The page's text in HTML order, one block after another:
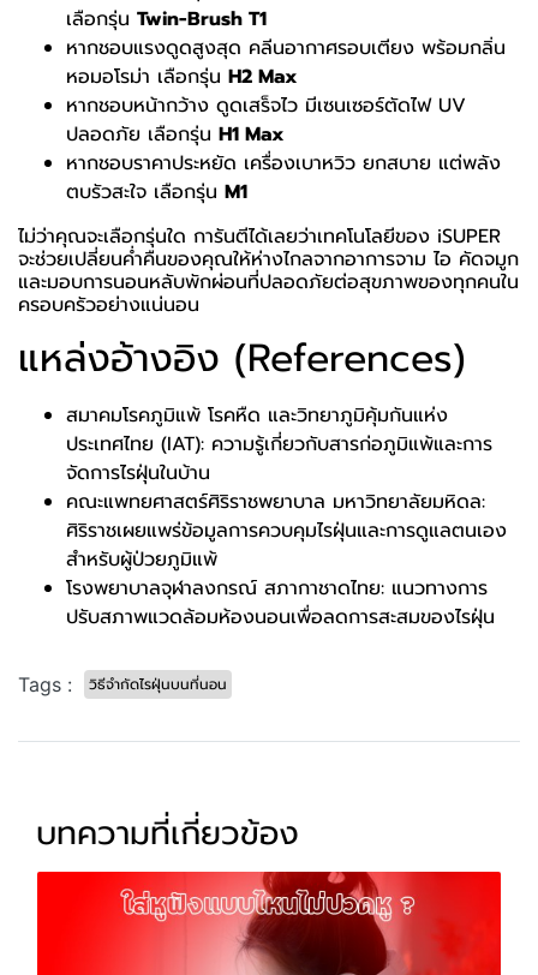
เลือกรุ่น Twin-Brush T1
หากชอบแรงดูดสูงสุด คลีนอากาศรอบเตียง พร้อมกลิ่น
หอมอโรม่า เลือกรุ่น H2 Max
หากชอบหน้ากว้าง ดูดเสร็จไว มีเซนเซอร์ตัดไฟ UV
ปลอดภัย เลือกรุ่น H1 Max
หากชอบราคาประหยัด เครื่องเบาหวิว ยกสบาย แต่พลัง
ตบรัวสะใจ เลือกรุ่น M1
ไม่ว่าคุณจะเลือกรุ่นใด การันตีได้เลยว่าเทคโนโลยีของ iSUPER
จะช่วยเปลี่ยนค่ำคืนของคุณให้ห่างไกลจากอาการจาม ไอ คัดจมูก
และมอบการนอนหลับพักผ่อนที่ปลอดภัยต่อสุขภาพของทุกคนใน
ครอบครัวอย่างแน่นอน
แหล่งอ้างอิง (References)
สมาคมโรคภูมิแพ้ โรคหืด และวิทยาภูมิคุ้มกันแห่ง
ประเทศไทย (IAT): ความรู้เกี่ยวกับสารก่อภูมิแพ้และการ
จัดการไรฝุ่นในบ้าน
คณะแพทยศาสตร์ศิริราชพยาบาล มหาวิทยาลัยมหิดล:
ศิริราชเผยแพร่ข้อมูลการควบคุมไรฝุ่นและการดูแลตนเอง
สำหรับผู้ป่วยภูมิแพ้
โรงพยาบาลจุฬาลงกรณ์ สภากาชาดไทย: แนวทางการ
ปรับสภาพแวดล้อมห้องนอนเพื่อลดการสะสมของไรฝุ่น
Tags : วิธีจำกัดไรฝุ่นบนที่นอน
บทความที่เกี่ยวข้อง